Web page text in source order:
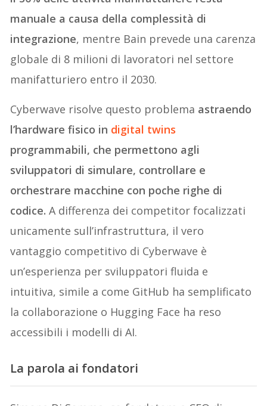
manuale a causa della complessità di
integrazione, mentre Bain prevede una carenza
globale di 8 milioni di lavoratori nel settore
manifatturiero entro il 2030.
Cyberwave risolve questo problema astraendo
l’hardware fisico in digital twins
programmabili, che permettono agli
sviluppatori di simulare, controllare e
orchestrare macchine con poche righe di
codice. A differenza dei competitor focalizzati
unicamente sull’infrastruttura, il vero
vantaggio competitivo di Cyberwave è
un’esperienza per sviluppatori fluida e
intuitiva, simile a come GitHub ha semplificato
la collaborazione o Hugging Face ha reso
accessibili i modelli di AI.
La parola ai fondatori